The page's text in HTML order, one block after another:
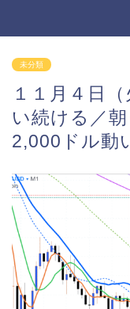
未分類
１１月４日
い続ける／
2,000ドル動